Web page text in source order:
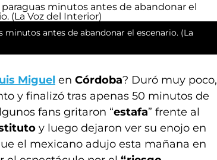
antes de abandonar el escenario. (La
Miguel en Córdoba? Duró muy poco,
y finalizó tras apenas 50 minutos de
fans gritaron “estafa” frente al
y luego dejaron ver su enojo en
el mexicano adujo esta mañana en